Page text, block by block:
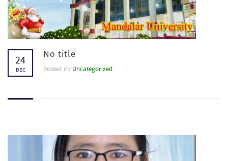
24
DEC
No title
Posted in: Uncategorized